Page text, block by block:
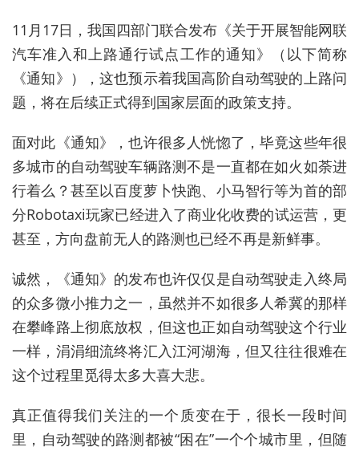
11月17日，我国四部门联合发布《关于开展智能网联
汽车准入和上路通行试点工作的通知》（以下简称
《通知》），这也预示着我国高阶自动驾驶的上路问
题，将在后续正式得到国家层面的政策支持。
面对此《通知》，也许很多人恍惚了，毕竟这些年很
多城市的自动驾驶车辆路测不是一直都在如火如荼进
行着么？甚至以百度萝卜快跑、小马智行等为首的部
分Robotaxi玩家已经进入了商业化收费的试运营，更
甚至，方向盘前无人的路测也已经不再是新鲜事。
诚然，《通知》的发布也许仅仅是自动驾驶走入终局
的众多微小推力之一，虽然并不如很多人希冀的那样
在攀峰路上彻底放权，但这也正如自动驾驶这个行业
一样，涓涓细流终将汇入江河湖海，但又往往很难在
这个过程里觅得太多大喜大悲。
真正值得我们关注的一个质变在于，很长一段时间
里，自动驾驶的路测都被“困在”一个个城市里，但随